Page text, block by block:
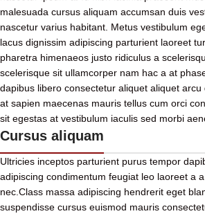
malesuada cursus aliquam accumsan duis
nascetur varius habitant. Metus vestibulum
lacus dignissim adipiscing parturient laoreet
pharetra himenaeos justo ridiculus a
scelerisque sit ullamcorper nam hac a at
dapibus libero consectetur aliquet aliquet
at sapien maecenas mauris tellus cum orci
sit egestas at vestibulum iaculis sed morbi
Cursus aliquam
Ultricies inceptos parturient purus tempor
adipiscing condimentum feugiat leo laoreet a
nec.Class massa adipiscing hendrerit eget
suspendisse cursus euismod mauris